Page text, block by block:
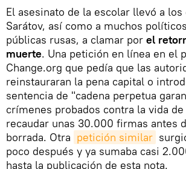
El asesinato de la escolar llevó a los
Sarátov, así como a muchos
públicas rusas, a clamar por el
muerte. Una petición en línea en el
Change.org que pedía que las
reinstauraran la pena capital o
sentencia de "cadena perpetua
crímenes probados contra la vida
recaudar unas 30.000 firmas antes
borrada. Otra petición similar
poco después y ya sumaba casi
hasta la publicación de esta nota.